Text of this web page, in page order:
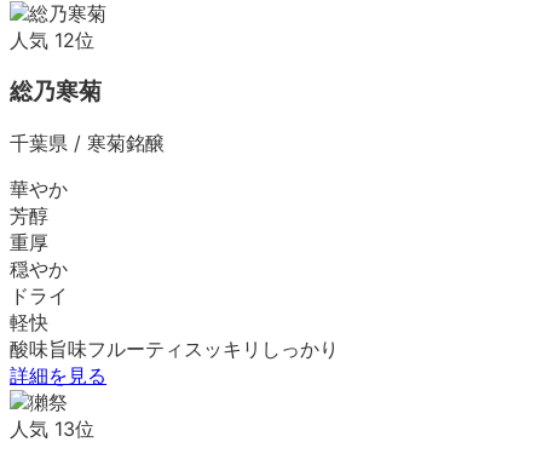
人気 12位
総乃寒菊
千葉県 / 寒菊銘醸
華やか
芳醇
重厚
穏やか
ドライ
軽快
酸味旨味フルーティ スッキリ しっかり
詳細を見る
人気 13位